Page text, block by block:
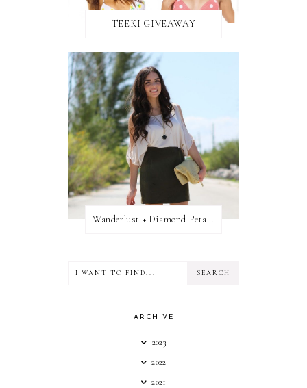
TEEKI GIVEAWAY
Wanderlust + Diamond Petal Giveaway
ARCHIVE
2023
2022
2021